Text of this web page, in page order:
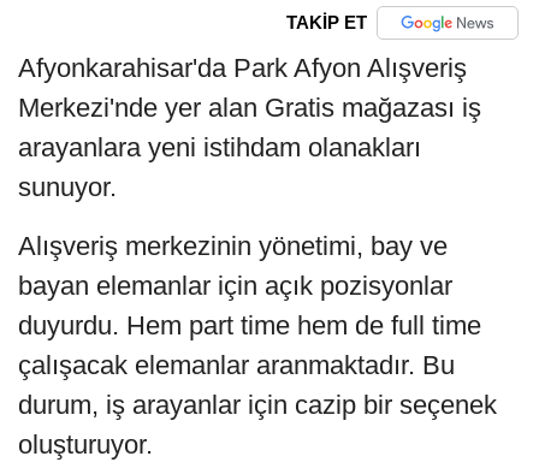
TAKİP ET
Afyonkarahisar'da Park Afyon Alışveriş
Merkezi'nde yer alan Gratis mağazası iş
arayanlara yeni istihdam olanakları
sunuyor.
Alışveriş merkezinin yönetimi, bay ve
bayan elemanlar için açık pozisyonlar
duyurdu. Hem part time hem de full time
çalışacak elemanlar aranmaktadır. Bu
durum, iş arayanlar için cazip bir seçenek
oluşturuyor.